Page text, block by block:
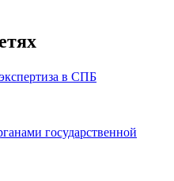
в СПБ
государственной